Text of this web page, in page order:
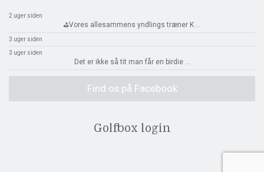
2 uger siden
⛳️Vores allesammens yndlings træner K
3 uger siden
3 uger siden
Det er ikke så tit man får en birdie
Find os på Facebook
Golfbox login